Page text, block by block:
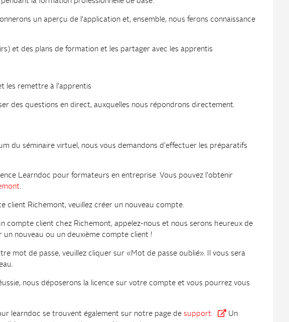
un aperçu de l'application et, ensemble, nous ferons connaissance
et des plans de formation et les partager avec les apprentis
les remettre à l'apprentis
des questions en direct, auxquelles nous répondrons directement.
du séminaire virtuel, nous vous demandons d'effectuer les préparatifs
Learndoc pour formateurs en entreprise. Vous pouvez l'obtenir
.
client Richemont, veuillez créer un nouveau compte.
compte client chez Richemont, appelez-nous et nous serons heureux de
un nouveau ou un deuxième compte client !
mot de passe, veuillez cliquer sur «Mot de passe oublié». Il vous sera
nous déposerons la licence sur votre compte et vous pourrez vous
learndoc se trouvent également sur notre page de support.
Un